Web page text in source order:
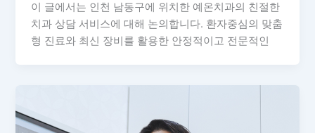
이 글에서는 인천 남동구에 위치한 예온치과의 친절한
치과 상담 서비스에 대해 논의합니다. 환자중심의 맞춤
형 진료와 최신 장비를 활용한 안정적이고 전문적인